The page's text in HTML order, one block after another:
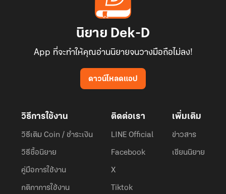
นิยาย Dek-D
App ที่จะทำให้คุณอ่านนิยายจนวางมือถือไม่ลง!
ดาวน์โหลดแอป
วิธีการใช้งาน
วิธีเติม Coin / ชำระเงิน
วิธีซื้อนิยาย
คู่มือการใช้งาน
กติกาการใช้งาน
ติดต่อเรา
LINE Official
Facebook
X
Tiktok
เพิ่มเติม
ข่าวสาร
เขียนนิยาย